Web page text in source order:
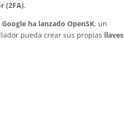
(2FA).
Google ha lanzado OpenSK, un
pueda crear sus propias llaves